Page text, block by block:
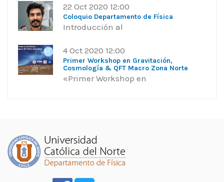
22 Oct 2020 12:00
Coloquio Departamento de Física
Introducción al
4 Oct 2020 12:00
Primer Workshop en Gravitación,
Cosmología & QFT Macro Zona Norte
«Primer Workshop en